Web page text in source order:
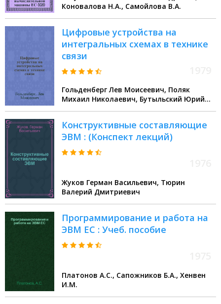
Коновалова Н.А., Самойлова В.А.
Цифровые устройства на
интегральных схемах в технике
связи
Гольденберг Лев Моисеевич, Поляк
Михаил Николаевич, Бутыльский Юрий
Конструктивные составляющие
ЭВМ : (Конспект лекций)
Жуков Герман Васильевич, Тюрин
Валерий Дмитриевич
Программирование и работа на
ЭВМ ЕС : Учеб. пособие
Платонов А.С., Сапожников Б.А., Хенвен
И.М.